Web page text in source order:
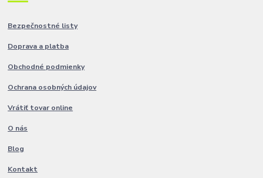
Bezpečnostné listy
Doprava a platba
Obchodné podmienky
Ochrana osobných údajov
Vrátiť tovar online
O nás
Blog
Kontakt